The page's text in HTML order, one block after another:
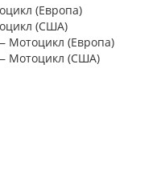
(Европа)
(США)
Мотоцикл (Европа)
Мотоцикл (США)